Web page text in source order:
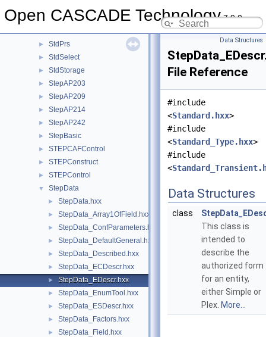
Open CASCADE Technology7.9.0
StdObjMgt
► StdPrs
► StdSelect
► StdStorage
► StepAP203
► StepAP209
► StepAP214
► StepAP242
► StepBasic
► STEPCAFControl
► STEPConstruct
► STEPControl
▼ StepData
► StepData.hxx
► StepData_Array1OfField.hxx
► StepData_ConfParameters.hxx
► StepData_DefaultGeneral.hxx
► StepData_Described.hxx
► StepData_ECDescr.hxx
► StepData_EDescr.hxx
► StepData_EnumTool.hxx
► StepData_ESDescr.hxx
► StepData_Factors.hxx
► StepData_Field.hxx
Data Structures
File Reference
#include
<Standard.hxx>
#include
<Standard_Type.hxx>
#include
<
Data Structures
class
This class is
intended to
describe the
authorized form
for an entity,
either Simple or
Plex. More...